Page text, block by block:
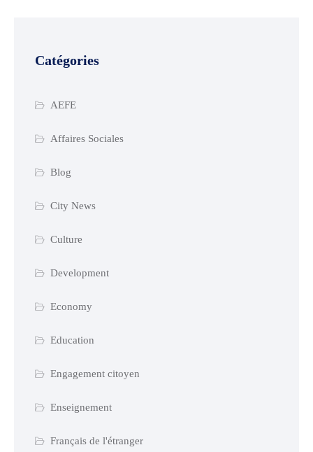
Catégories
AEFE
Affaires Sociales
Blog
City News
Culture
Development
Economy
Education
Engagement citoyen
Enseignement
Français de l'étranger